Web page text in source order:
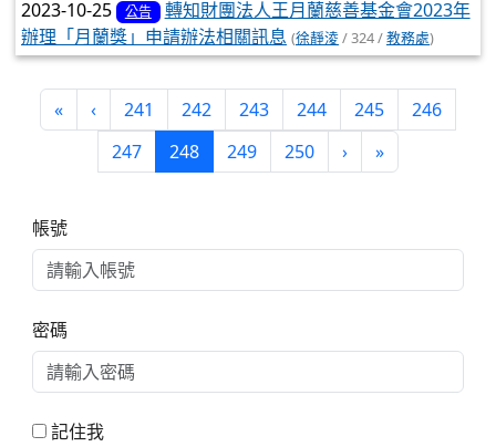
2023-10-25 公告
轉知財團法人王月蘭慈善基金會2023年
辦理「月蘭獎」申請辦法相關訊息 (徐靜淩/ 324 /教務處)
«第一頁
‹上一頁
241 242 243 244 245
246
247
248(目前頁次)
249 250 ›下一頁
»最後頁
帳號
密碼
記住我